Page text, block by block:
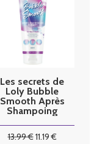
Les secrets de
Loly Bubble
Smooth Après
Shampoing
13.99€11.19€